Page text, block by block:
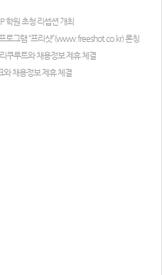
학원 초청 리셉션 개최
로그램 “프리샷”(www.freeshot.co.kr) 론칭
쿠루트와 채용정보 제휴 체결
채용정보 제휴 체결